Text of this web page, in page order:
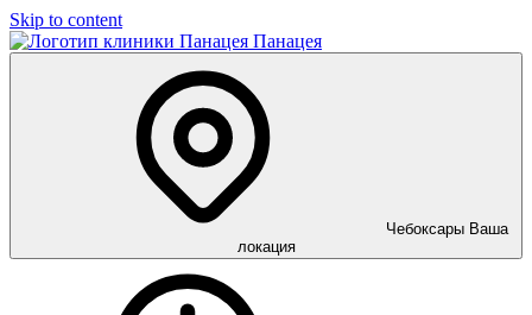
Skip to content
Панацея
Чебоксары Ваша
локация